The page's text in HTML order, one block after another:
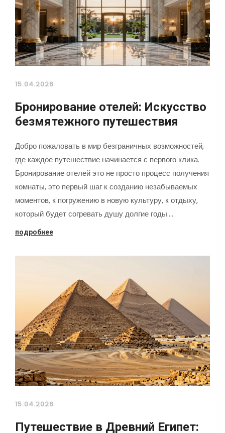
15.04.2026
Бронирование отелей: Искусство
безмятежного путешествия
Добро пожаловать в мир безграничных возможностей,
где каждое путешествие начинается с первого клика.
Бронирование отелей это не просто процесс получения
комнаты, это первый шаг к созданию незабываемых
моментов, к погружению в новую культуру, к отдыху,
который будет согревать душу долгие годы.…
подробнее
15.04.2026
Путешествие в Древний Египет: